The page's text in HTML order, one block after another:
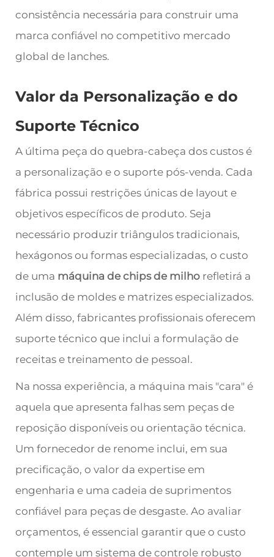
consistência necessária para construir uma
marca confiável no competitivo mercado
global de lanches.
Valor da Personalização e do
Suporte Técnico
A última peça do quebra-cabeça dos custos é
a personalização e o suporte pós-venda. Cada
fábrica possui restrições únicas de layout e
objetivos específicos de produto. Seja
necessário produzir triângulos tradicionais,
hexágonos ou formas especializadas, o custo
de uma máquina de chips de milho refletirá a
inclusão de moldes e matrizes especializados.
Além disso, fabricantes profissionais oferecem
suporte técnico que inclui a formulação de
receitas e treinamento de pessoal.
Na nossa experiência, a máquina mais "cara" é
aquela que apresenta falhas sem peças de
reposição disponíveis ou orientação técnica.
Um fornecedor de renome inclui, em sua
precificação, o valor da expertise em
engenharia e uma cadeia de suprimentos
confiável para peças de desgaste. Ao avaliar
orçamentos, é essencial garantir que o custo
contemple um sistema de controle robusto